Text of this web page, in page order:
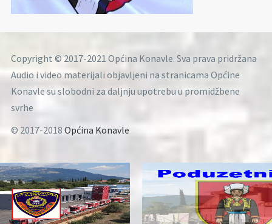
Copyright © 2017-2021 Općina Konavle. Sva prava pridržana
Audio i video materijali objavljeni na stranicama Općine
Konavle su slobodni za daljnju upotrebu u promidžbene
svrhe
© 2017-2018 Općina Konavle